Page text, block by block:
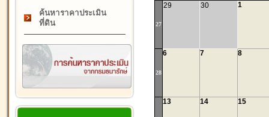
ค้นหาราคาประเมิน
ที่ดิน
27
29 30 1
28
6 7 8
13 14 15